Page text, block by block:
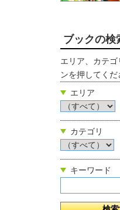
ブックの検
エリア、カテ
ンを押してくだ
エリア
カテゴリ
キーワード